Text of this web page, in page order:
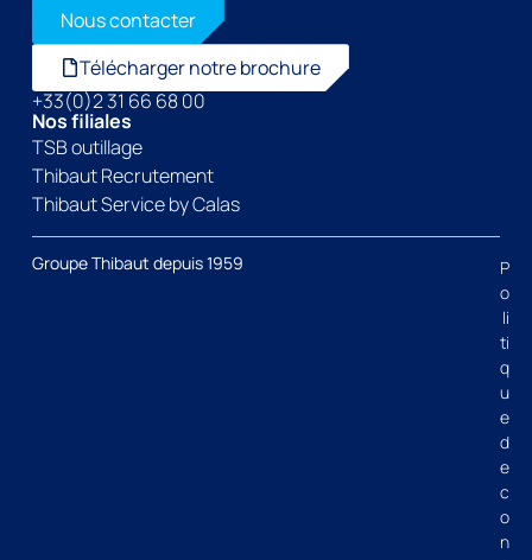
Nous contacter
Télécharger notre brochure
+33(0)2 31 66 68 00
Nos filiales
TSB outillage
Thibaut Recrutement
Thibaut Service by Calas
Groupe Thibaut depuis 1959
P
o
li
ti
q
u
e
d
e
c
o
n